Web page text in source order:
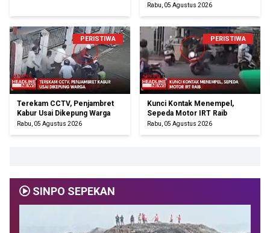
Rabu, 05 Agustus 2026
PERISTIWA
Terekam CCTV, Penjambret
Kabur Usai Dikepung Warga
Rabu, 05 Agustus 2026
PERISTIWA
Kunci Kontak Menempel,
Sepeda Motor IRT Raib
Rabu, 05 Agustus 2026
SINPO SEPEKAN